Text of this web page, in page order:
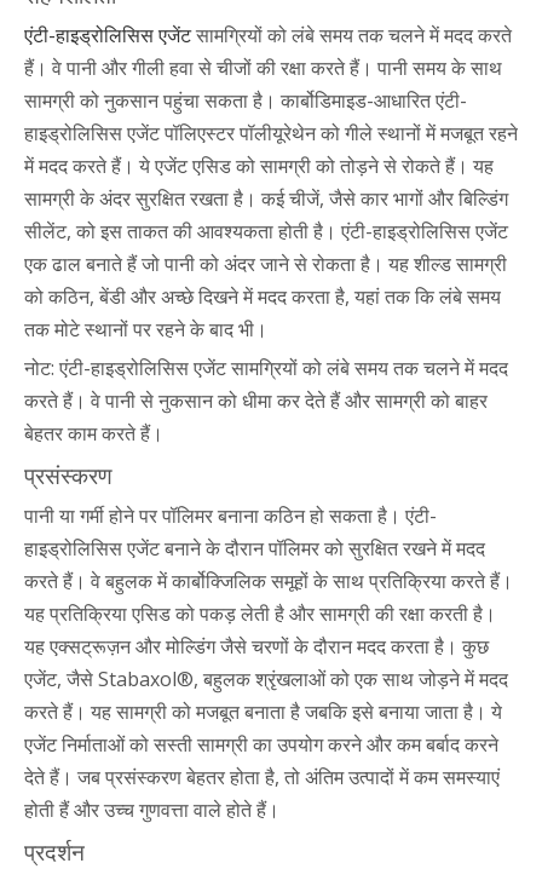
एंटी-हाइड्रोलिसिस एजेंटसामग्रियों को लंबे समय तक चलने में मदद करते
हैं। वे पानी और गीली हवा से चीजों की रक्षा करते हैं। पानी समय के साथ
सामग्री को नुकसान पहुंचा सकता है। कार्बोडिमाइड-आधारित एंटी-
हाइड्रोलिसिस एजेंट पॉलिएस्टर पॉलीयूरेथेन को गीले स्थानों में मजबूत रहने
में मदद करते हैं। ये एजेंट एसिड को सामग्री को तोड़ने से रोकते हैं। यह
सामग्री के अंदर सुरक्षित रखता है। कई चीजें, जैसे कार भागों और बिल्डिंग
सीलेंट, को इस ताकत की आवश्यकता होती है। एंटी-हाइड्रोलिसिस एजेंट
एक ढाल बनाते हैं जो पानी को अंदर जाने से रोकता है। यह शील्ड सामग्री
को कठिन, बेंडी और अच्छे दिखने में मदद करता है, यहां तक ​​कि लंबे समय
तक मोटे स्थानों पर रहने के बाद भी।
नोट: एंटी-हाइड्रोलिसिस एजेंट सामग्रियों को लंबे समय तक चलने में मदद
करते हैं। वे पानी से नुकसान को धीमा कर देते हैं और सामग्री को बाहर
बेहतर काम करते हैं।
प्रसंस्करण
पानी या गर्मी होने पर पॉलिमर बनाना कठिन हो सकता है। एंटी-
हाइड्रोलिसिस एजेंट बनाने के दौरान पॉलिमर को सुरक्षित रखने में मदद
करते हैं। वे बहुलक में कार्बोक्जिलिक समूहों के साथ प्रतिक्रिया करते हैं।
यह प्रतिक्रिया एसिड को पकड़ लेती है और सामग्री की रक्षा करती है।
यह एक्सट्रूज़न और मोल्डिंग जैसे चरणों के दौरान मदद करता है। कुछ
एजेंट, जैसे Stabaxol®, बहुलक श्रृंखलाओं को एक साथ जोड़ने में मदद
करते हैं। यह सामग्री को मजबूत बनाता है जबकि इसे बनाया जाता है। ये
एजेंट निर्माताओं को सस्ती सामग्री का उपयोग करने और कम बर्बाद करने
देते हैं। जब प्रसंस्करण बेहतर होता है, तो अंतिम उत्पादों में कम समस्याएं
होती हैं और उच्च गुणवत्ता वाले होते हैं।
प्रदर्शन